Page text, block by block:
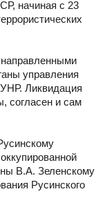
начиная с 23
управления
Ликвидация
согласен и сам
В.А. Зеленскому
Русинского